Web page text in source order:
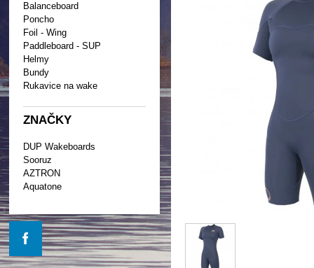
Balanceboard
Poncho
Foil - Wing
Paddleboard - SUP
Helmy
Bundy
Rukavice na wake
ZNAČKY
DUP Wakeboards
Sooruz
AZTRON
Aquatone